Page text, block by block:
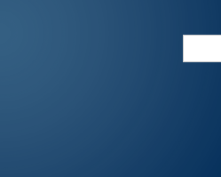
Search